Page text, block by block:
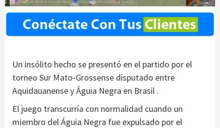
Un insólito hecho se presentó en el partido por el
torneo Sur Mato-Grossense disputado entre
Aquidauanense y Águia Negra en Brasil .
El juego transcurría con normalidad cuando un
miembro del Águia Negra fue expulsado por el